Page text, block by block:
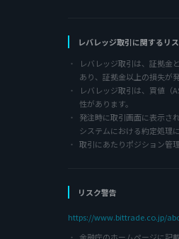
レバレッジ取引に関するリ
レバレッジ取引は、証拠金
あり、証拠金以上の損失が
レバレッジ取引は、買値（
性があります。
発注時に取引画面に表示さ
システムにおける約定処理
取引にあたりポジション管
リスク警告
https://www.bittrade.co.jp/